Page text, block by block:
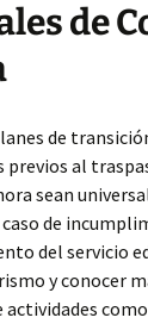
de
de
al
sean
de
del servicio
y conocer
actividades